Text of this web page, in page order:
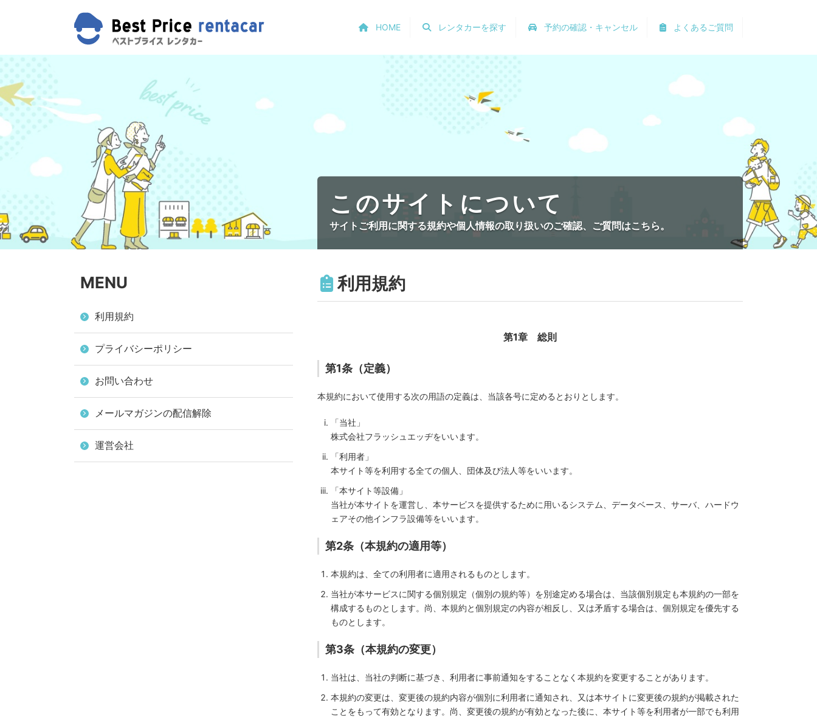
よくあるご質問
予約の確認・キャンセル
レンタカーを探す
HOME
このサイトについて
サイトご利用に関する規約や個人情報の取り扱いのご確認、ご質問はこちら。
利用規約
第1章 総則
第1条（定義）
本規約において使用する次の用語の定義は、当該各号に定めるとおりとします。
「当社」
株式会社フラッシュエッヂをいいます。
「利用者」
本サイト等を利用する全ての個人、団体及び法人等をいいます。
「本サイト等設備」
当社が本サイトを運営し、本サービスを提供するために用いるシステム、データベース、サーバ、ハードウ
ェアその他インフラ設備等をいいます。
第2条（本規約の適用等）
本規約は、全ての利用者に適用されるものとします。
当社が本サービスに関する個別規定（個別の規約等）を別途定める場合は、当該個別規定も本規約の一部を
構成するものとします。尚、本規約と個別規定の内容が相反し、又は矛盾する場合は、個別規定を優先する
ものとします。
第3条（本規約の変更）
当社は、当社の判断に基づき、利用者に事前通知をすることなく本規約を変更することがあります。
本規約の変更は、変更後の規約内容が個別に利用者に通知され、又は本サイトに変更後の規約が掲載された
ことをもって有効となります。尚、変更後の規約が有効となった後に、本サイト等を利用者が一部でも利用
MENU
利用規約
プライバシーポリシー
お問い合わせ
メールマガジンの配信解除
運営会社